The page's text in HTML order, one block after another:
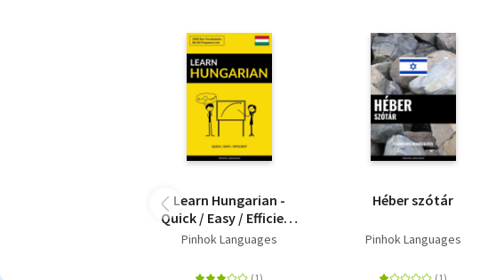
Learn Hungarian -
Quick / Easy / Efficient
- 2000 Key
Pinhok Languages
Héber szótár
Pinhok Languages